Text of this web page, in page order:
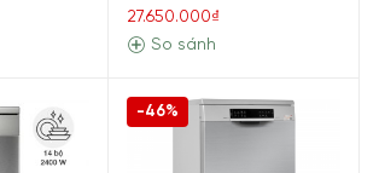
27.650.000₫
So sánh
-46%